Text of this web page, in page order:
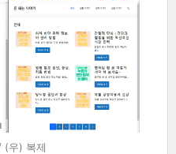
(우) 복제